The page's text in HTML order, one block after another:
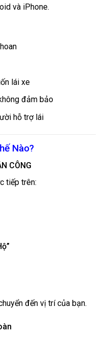
và iPhone.
lái xe
đảm bảo
hỗ trợ lái
Nào?
CÔNG
tiếp trên:
đến vị trí của bạn.